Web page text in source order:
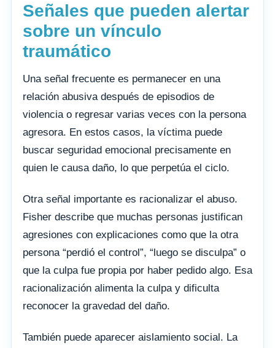
Señales que pueden alertar
sobre un vínculo
traumático
Una señal frecuente es permanecer en una
relación abusiva después de episodios de
violencia o regresar varias veces con la persona
agresora. En estos casos, la víctima puede
buscar seguridad emocional precisamente en
quien le causa daño, lo que perpetúa el ciclo.
Otra señal importante es racionalizar el abuso.
Fisher describe que muchas personas justifican
agresiones con explicaciones como que la otra
persona “perdió el control”, “luego se disculpa” o
que la culpa fue propia por haber pedido algo. Esa
racionalización alimenta la culpa y dificulta
reconocer la gravedad del daño.
También puede aparecer aislamiento social. La